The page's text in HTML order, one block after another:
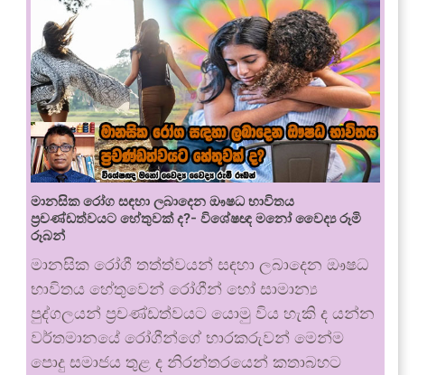
මානසික රෝග සඳහා ලබාදෙන ඖෂධ භාවිතය
ප්‍රචණ්ඩත්වයට හේතුවක් ද?- විශේෂඥ මනෝ වෛද්‍ය රූමි
රූබන්
මානසික රෝගී තත්ත්වයන් සඳහා ලබාදෙන ඖෂධ
භාවිතය හේතුවෙන් රෝගීන් හෝ සාමාන්‍ය
පුද්ගලයන් ප්‍රචණ්ඩත්වයට යොමු විය හැකි ද යන්න
වර්තමානයේ රෝගීන්ගේ භාරකරුවන් මෙන්ම
පොදු සමාජය තුළ ද නිරන්තරයෙන් කතාබහට